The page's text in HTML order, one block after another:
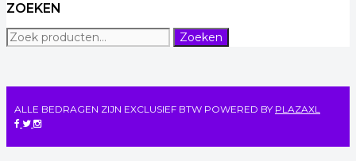
ZOEKEN
Zoeken
naar:
Zoeken
ALLE BEDRAGEN ZIJN EXCLUSIEF BTW POWERED BY PLAZAXL